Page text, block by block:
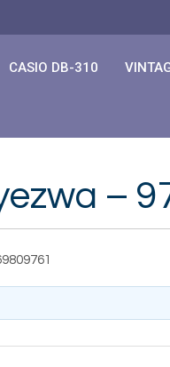
CASIO DB-310
–